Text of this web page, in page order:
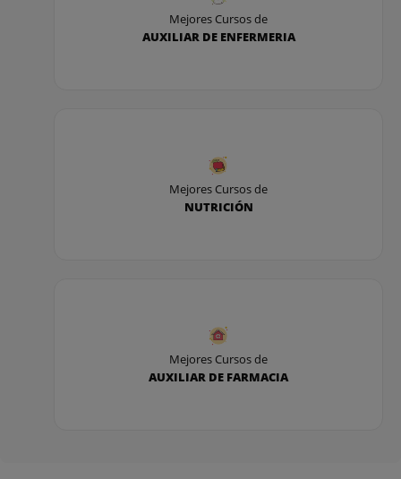
Mejores Cursos de
AUXILIAR DE ENFERMERIA
Mejores Cursos de
NUTRICIÓN
Mejores Cursos de
AUXILIAR DE FARMACIA